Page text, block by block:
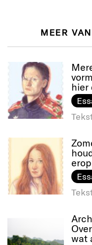
MEER
hier
wat